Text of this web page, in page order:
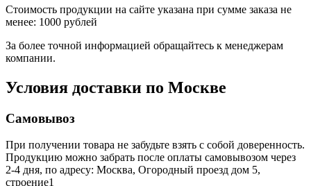
Стоимость продукции на сайте указана при сумме заказа не
менее: 1000 рублей
За более точной информацией обращайтесь к менеджерам
компании.
Условия доставки по Москве
Самовывоз
При получении товара не забудьте взять с собой доверенность.
Продукцию можно забрать после оплаты самовывозом через
2-4 дня, по адресу: Москва, Огородный проезд дом 5,
строение1